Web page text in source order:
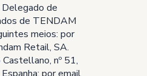
de
de TENDAM
meios: por
Retail, SA.
nº 51,